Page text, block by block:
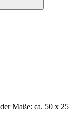
Maße: ca. 50 x 25